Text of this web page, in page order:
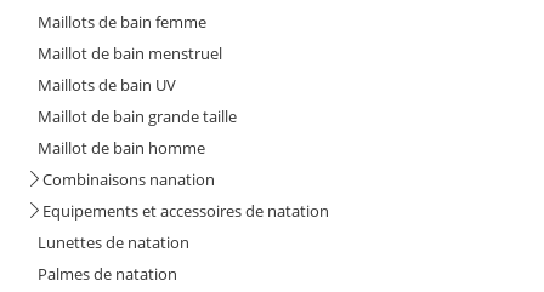
Maillots de bain femme
Maillot de bain menstruel
Maillots de bain UV
Maillot de bain grande taille
Maillot de bain homme
Combinaisons nanation
Equipements et accessoires de natation
Lunettes de natation
Palmes de natation